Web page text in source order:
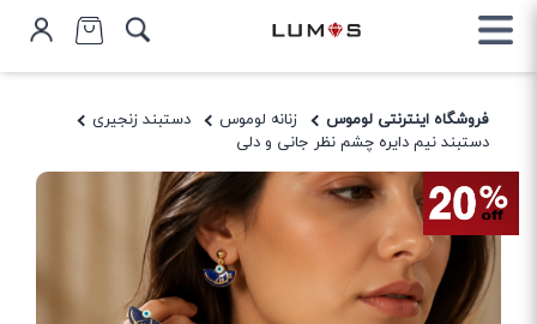
فروشگاه اینترنتی لوموس زنانه لوموس
دستبند زنجیری
دستبند نیم دایره چشم نظر جانی و دلی